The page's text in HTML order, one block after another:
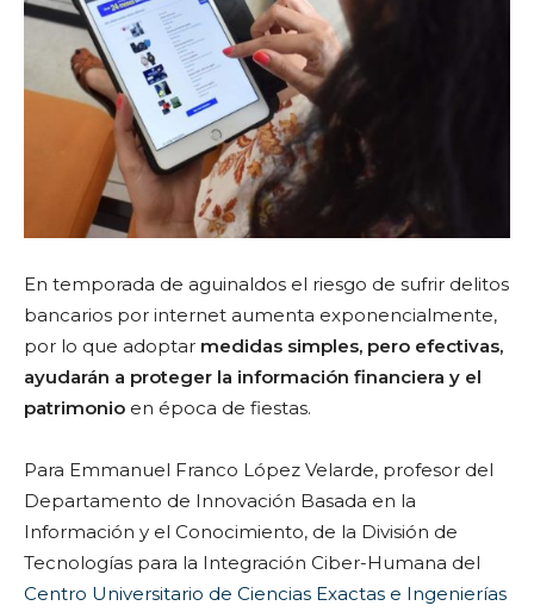
En temporada de aguinaldos el riesgo de sufrir delitos
bancarios por internet aumenta exponencialmente,
por lo que adoptar medidas simples, pero efectivas,
ayudarán a proteger la información financiera y el
patrimonio en época de fiestas.
Para Emmanuel Franco López Velarde, profesor del
Departamento de Innovación Basada en la
Información y el Conocimiento, de la División de
Tecnologías para la Integración Ciber-Humana del
Centro Universitario de Ciencias Exactas e Ingenierías